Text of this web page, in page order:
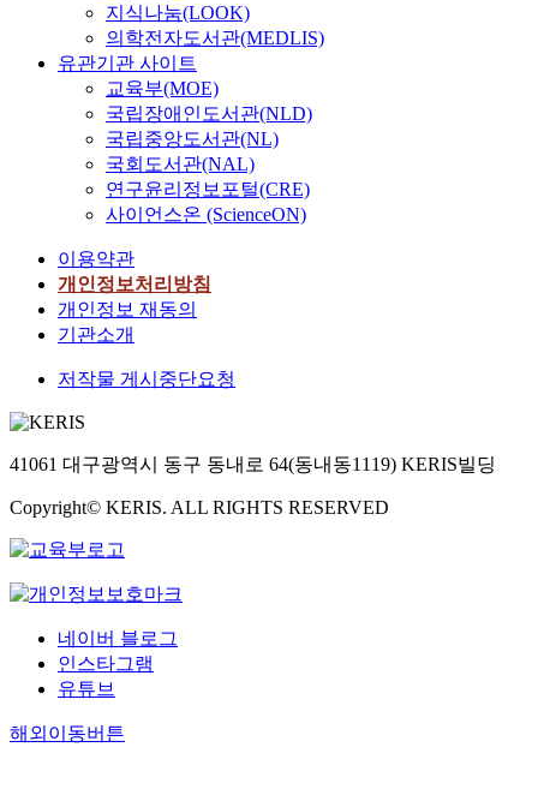
지식나눔(LOOK)
의학전자도서관(MEDLIS)
유관기관 사이트
교육부(MOE)
국립장애인도서관(NLD)
국립중앙도서관(NL)
국회도서관(NAL)
연구윤리정보포털(CRE)
사이언스온 (ScienceON)
이용약관
개인정보처리방침
개인정보 재동의
기관소개
저작물 게시중단요청
41061 대구광역시 동구 동내로 64(동내동1119) KERIS빌딩
Copyright© KERIS. ALL RIGHTS RESERVED
네이버 블로그
인스타그램
유튜브
해외이동버튼